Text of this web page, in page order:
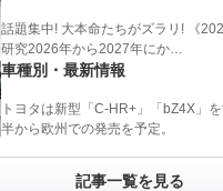
話題集中! 大本命たちがズラリ! 《
研究2026年から2027年にか…
車種別・最新情報
トヨタは新型「C-HR+」「bZ4X」
半から欧州での発売を予定。
記事一覧を見る